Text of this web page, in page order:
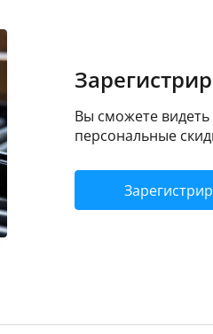
Вы сможете видеть
персональные